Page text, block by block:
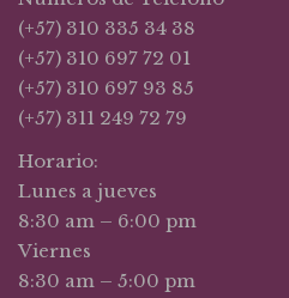
(+57) 310 335 34 38
(+57) 310 697 72 01
(+57) 310 697 93 85
(+57) 311 249 72 79
Horario:
Lunes a jueves
8:30 am – 6:00 pm
Viernes
8:30 am – 5:00 pm